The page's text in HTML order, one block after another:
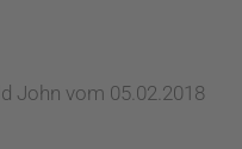
John vom 05.02.2018